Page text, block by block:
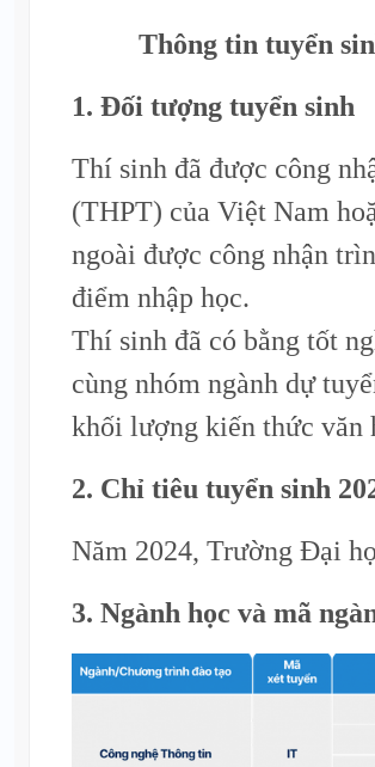
Thông tin tuyển
1. Đối tượng tuyển sinh
Thí sinh đã được công
(THPT) của Việt Nam
ngoài được công nhận
điểm nhập học.
Thí sinh đã có bằng tốt
cùng nhóm ngành dự
khối lượng kiến thức văn
2. Chỉ tiêu tuyển sinh
Năm 2024, Trường Đại
3. Ngành học và mã